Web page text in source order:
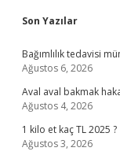
Sidebar
Son Yazılar
Bağımlılık tedavisi
Ağustos 6, 2026
Aval aval bakmak
Ağustos 4, 2026
1 kilo et kaç TL 2025 ?
Ağustos 3, 2026